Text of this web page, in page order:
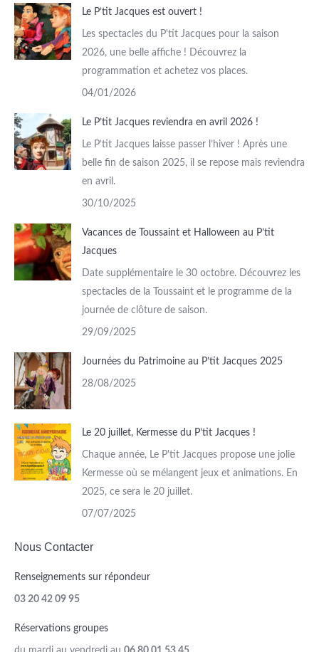
Le P’tit Jacques est ouvert !
Les spectacles du P'tit Jacques pour la saison
2026, une belle affiche ! Découvrez la
programmation et achetez vos places.
04/01/2026
Le P’tit Jacques reviendra en avril 2026 !
Le P’tit Jacques laisse passer l’hiver ! Après une
belle fin de saison 2025, il se repose mais reviendra
en avril.
30/10/2025
Vacances de Toussaint et Halloween au P’tit
Jacques
Date supplémentaire le 30 octobre. Découvrez les
spectacles de la Toussaint et le programme de la
journée de clôture de saison.
29/09/2025
Journées du Patrimoine au P’tit Jacques 2025
28/08/2025
Le 20 juillet, Kermesse du P’tit Jacques !
Chaque année, Le P'tit Jacques propose une jolie
Kermesse où se mélangent jeux et animations. En
2025, ce sera le 20 juillet.
07/07/2025
Nous Contacter
Renseignements sur répondeur
03 20 42 09 95
Réservations groupes